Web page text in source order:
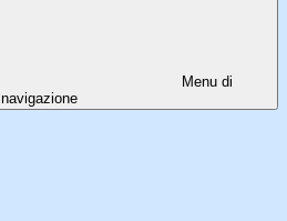
Menu di
navigazione